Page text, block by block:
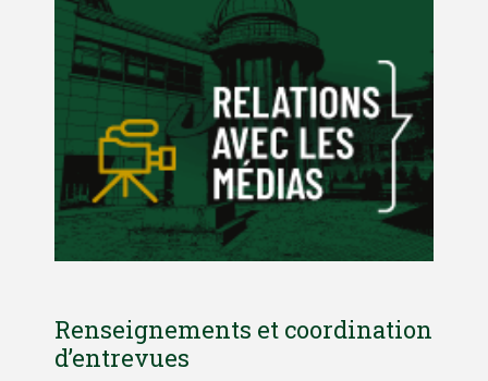
Renseignements et coordination
d’entrevues